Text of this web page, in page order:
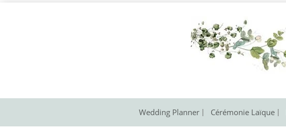
Wedding Planner Cérémonie Laïque